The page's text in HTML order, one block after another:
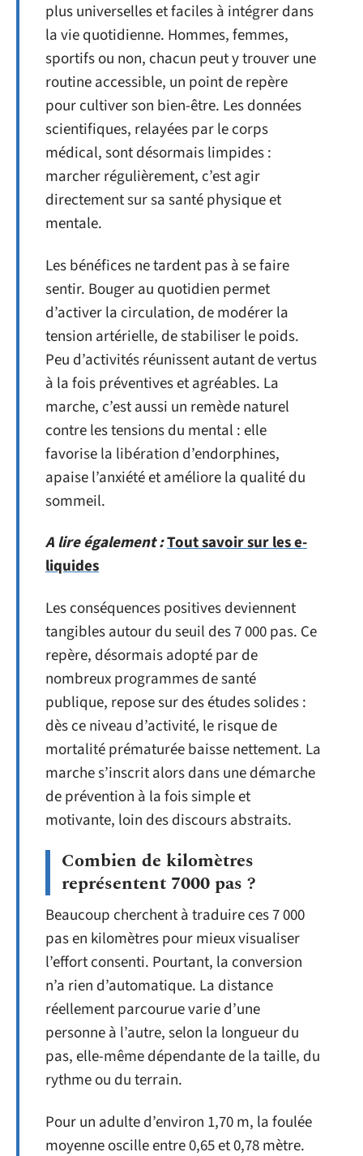
plus universelles et faciles à intégrer dans
la vie quotidienne. Hommes, femmes,
sportifs ou non, chacun peut y trouver une
routine accessible, un point de repère
pour cultiver son bien-être. Les données
scientifiques, relayées par le corps
médical, sont désormais limpides :
marcher régulièrement, c’est agir
directement sur sa santé physique et
mentale.
Les bénéfices ne tardent pas à se faire
sentir. Bouger au quotidien permet
d’activer la circulation, de modérer la
tension artérielle, de stabiliser le poids.
Peu d’activités réunissent autant de vertus
à la fois préventives et agréables. La
marche, c’est aussi un remède naturel
contre les tensions du mental : elle
favorise la libération d’endorphines,
apaise l’anxiété et améliore la qualité du
sommeil.
A lire également :Tout savoir sur les e-
liquides
Les conséquences positives deviennent
tangibles autour du seuil des 7 000 pas. Ce
repère, désormais adopté par de
nombreux programmes de santé
publique, repose sur des études solides :
dès ce niveau d’activité, le risque de
mortalité prématurée baisse nettement. La
marche s’inscrit alors dans une démarche
de prévention à la fois simple et
motivante, loin des discours abstraits.
Combien de kilomètres
représentent 7000 pas ?
Beaucoup cherchent à traduire ces 7 000
pas en kilomètres pour mieux visualiser
l’effort consenti. Pourtant, la conversion
n’a rien d’automatique. La distance
réellement parcourue varie d’une
personne à l’autre, selon la longueur du
pas, elle-même dépendante de la taille, du
rythme ou du terrain.
Pour un adulte d’environ 1,70 m, la foulée
moyenne oscille entre 0,65 et 0,78 mètre.